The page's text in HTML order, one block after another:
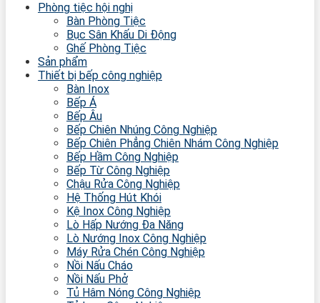
Phòng tiệc hội nghị
Bàn Phòng Tiệc
Bục Sân Khấu Di Động
Ghế Phòng Tiệc
Sản phẩm
Thiết bị bếp công nghiệp
Bàn Inox
Bếp Á
Bếp Âu
Bếp Chiên Nhúng Công Nghiệp
Bếp Chiên Phẳng Chiên Nhám Công Nghiệp
Bếp Hầm Công Nghiệp
Bếp Từ Công Nghiệp
Chậu Rửa Công Nghiệp
Hệ Thống Hút Khói
Kệ Inox Công Nghiệp
Lò Hấp Nướng Đa Năng
Lò Nướng Inox Công Nghiệp
Máy Rửa Chén Công Nghiệp
Nồi Nấu Cháo
Nồi Nấu Phở
Tủ Hâm Nóng Công Nghiệp